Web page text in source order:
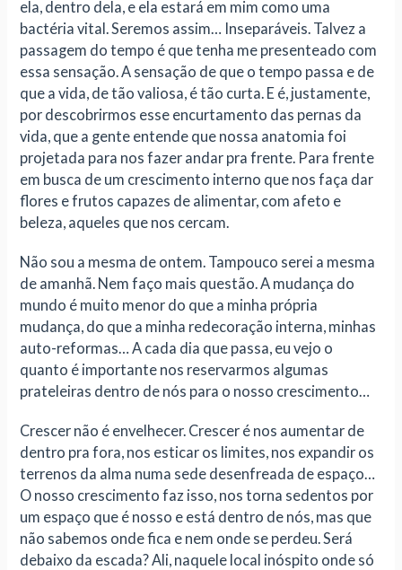
ela, dentro dela, e ela estará em mim como uma
bactéria vital. Seremos assim… Inseparáveis. Talvez a
passagem do tempo é que tenha me presenteado com
essa sensação. A sensação de que o tempo passa e de
que a vida, de tão valiosa, é tão curta. E é, justamente,
por descobrirmos esse encurtamento das pernas da
vida, que a gente entende que nossa anatomia foi
projetada para nos fazer andar pra frente. Para frente
em busca de um crescimento interno que nos faça dar
flores e frutos capazes de alimentar, com afeto e
beleza, aqueles que nos cercam.
Não sou a mesma de ontem. Tampouco serei a mesma
de amanhã. Nem faço mais questão. A mudança do
mundo é muito menor do que a minha própria
mudança, do que a minha redecoração interna, minhas
auto-reformas… A cada dia que passa, eu vejo o
quanto é importante nos reservarmos algumas
prateleiras dentro de nós para o nosso crescimento…
Crescer não é envelhecer. Crescer é nos aumentar de
dentro pra fora, nos esticar os limites, nos expandir os
terrenos da alma numa sede desenfreada de espaço…
O nosso crescimento faz isso, nos torna sedentos por
um espaço que é nosso e está dentro de nós, mas que
não sabemos onde fica e nem onde se perdeu. Será
debaixo da escada? Ali, naquele local inóspito onde só